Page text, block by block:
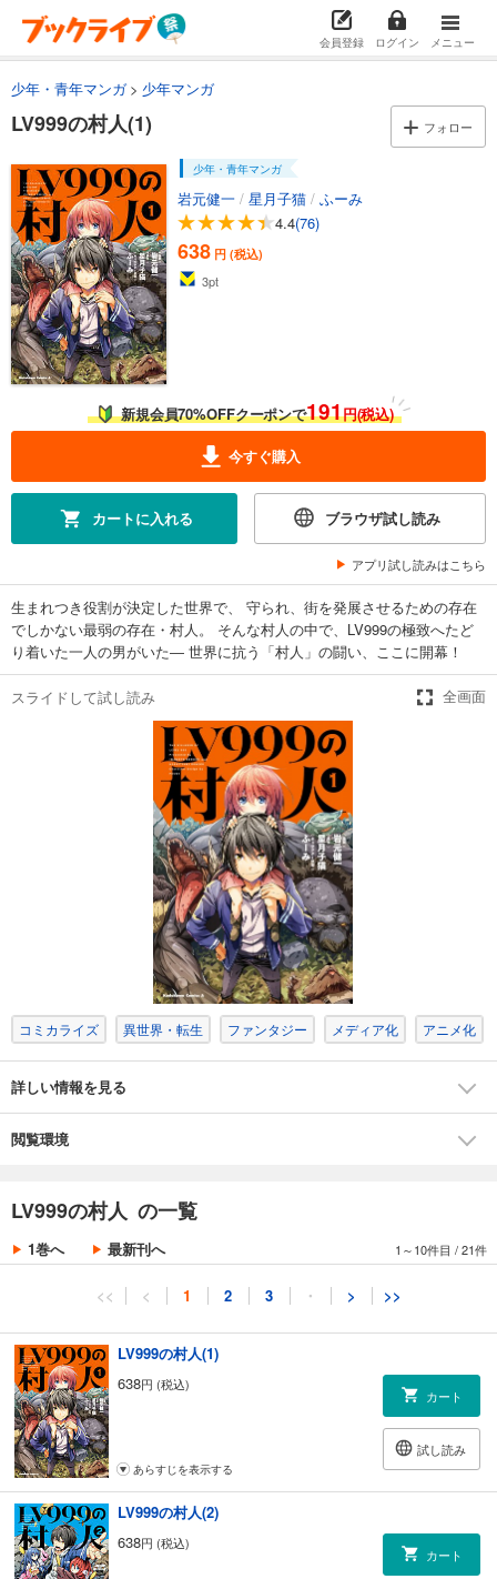
会員登録 ログイン メニュー
少年・青年マンガ 少年マンガ
LV999の村人(1) フォロー
少年・青年マンガ
岩元健一 / 星月子猫 / ふーみ
4.4(76)
638 円 (税込)
3pt
新規会員70%OFFクーポンで191円(税込)
今すぐ購入
カートに入れる ブラウザ試し読み
アプリ試し読みはこちら
生まれつき役割が決定した世界で、 守られ、街を発展させるための存在
でしかない最弱の存在・村人。 そんな村人の中で、LV999の極致へたど
り着いた一人の男がいた― 世界に抗う「村人」の闘い、ここに開幕！
スライドして試し読み 全画面
コミカライズ 異世界・転生 ファンタジー メディア化 アニメ化
詳しい情報を見る
閲覧環境
LV999の村人 の一覧
1巻へ 最新刊へ 1～10件目 /21件
<< < 1 2 3 ・ > >>
LV999の村人(1)
638円 (税込)
カート
試し読み
あらすじを表示する
LV999の村人(2)
638円 (税込)
カート